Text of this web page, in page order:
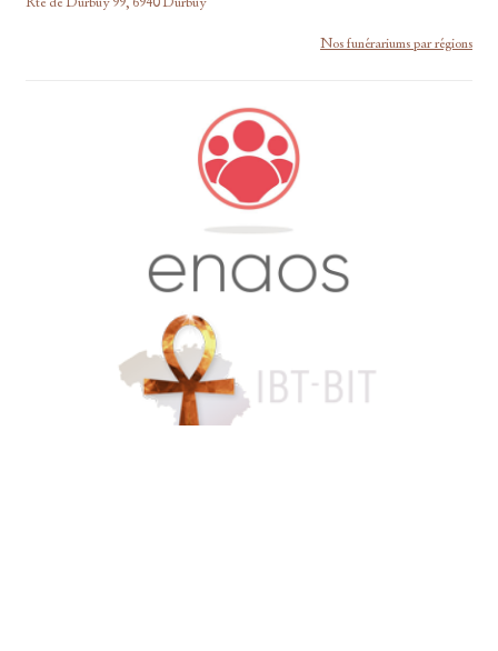
Nos funérariums par régions